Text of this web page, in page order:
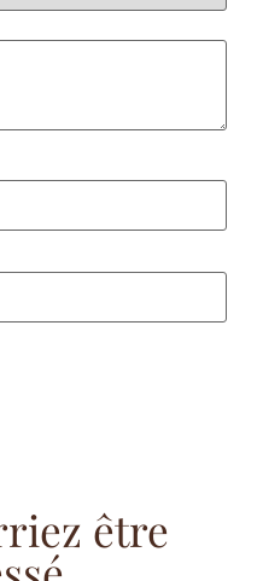
être